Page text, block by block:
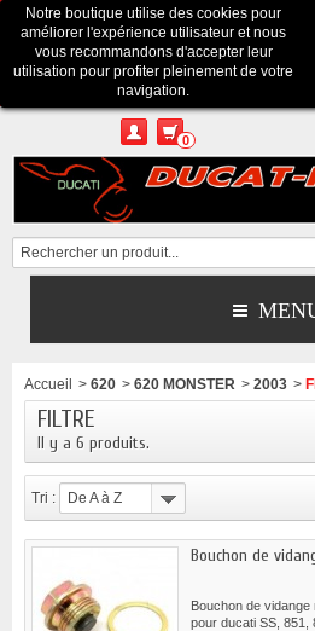
Appelez-nous au :Pour tous
depuis le formulaire de contact ou sur
0
Notre boutique utilise des cookies pour
améliorer l'expérience utilisateur et nous
vous recommandons d'accepter leur
utilisation pour profiter pleinement de votre
navigation.
Accueil > 620 > 620 MONSTER > 2003 >
FILTRE
Il y a 6 produits.
Tri : De A à Z
Bouchon de
Bouchon de
pour ducati SS, 851,